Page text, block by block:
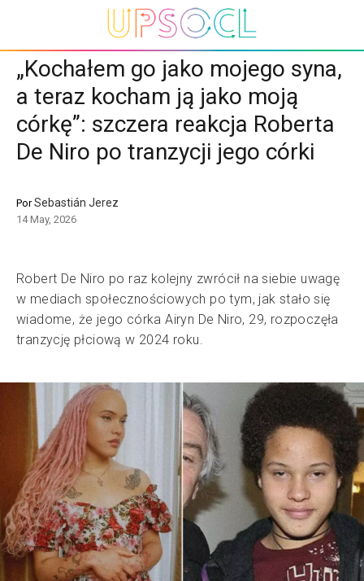
„Kochałem go jako mojego syna,
a teraz kocham ją jako moją
córkę”: szczera reakcja Roberta
De Niro po tranzycji jego córki
PorSebastián Jerez
14 May, 2026
Robert De Niro po raz kolejny zwrócił na siebie uwagę
w mediach społecznościowych po tym, jak stało się
wiadome, że jego córka Airyn De Niro, 29, rozpoczęła
tranzycję płciową w 2024 roku.